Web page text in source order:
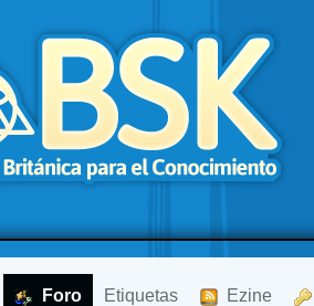
Foro Etiquetas Ezine